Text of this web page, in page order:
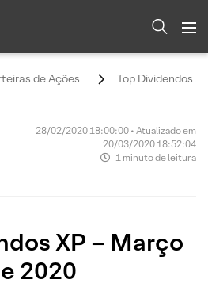
de Ações Top Dividendos
28/02/2020 18:00:00 • Atualizado em
20/03/2020 18:52:04
1 minuto de leitura
XP – Março
2020